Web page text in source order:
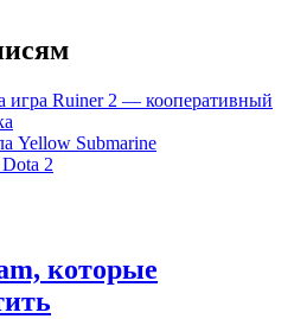
игра Ruiner 2 — кооперативный
Yellow Submarine
2
которые